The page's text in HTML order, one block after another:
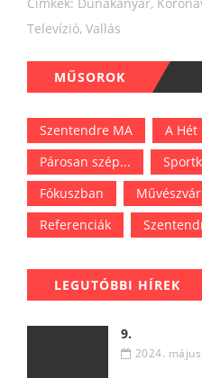
Televízió, Vallás
MŰSOROK
Szentendre MA
A Hét
Párosan szép...
Fókuszban
Referenciák
LEGUTÓBBI HÍREK
9.
2024.